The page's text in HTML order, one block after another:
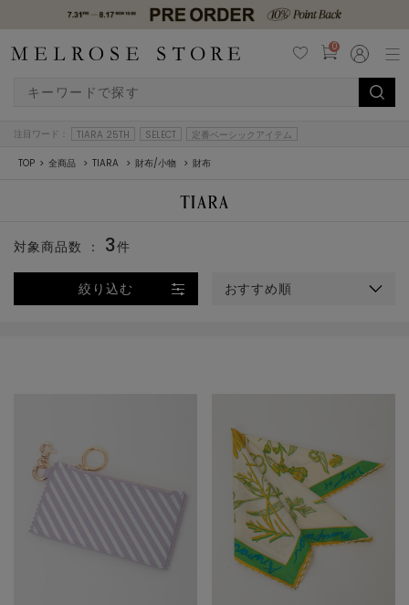
0
注目ワード： TIARA 25TH SELECT 定番ベーシックアイテム
TOP 全商品 TIARA 財布/小物 財布
絞り込む おすすめ順
対象商品数 ： 3件